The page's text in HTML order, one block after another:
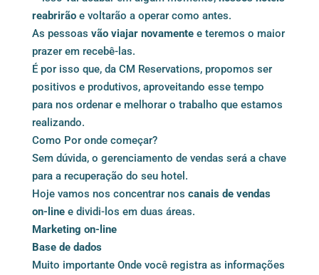
reabrirãoe voltarão a operar como antes.
As pessoas vão viajar novamentee teremos o maior
prazer em recebê-las.
É por isso que, da CM Reservations, propomos ser
positivos e produtivos, aproveitando esse tempo
para nos ordenar e melhorar o trabalho que estamos
realizando.
Como Por onde começar?
Sem dúvida, o gerenciamento de vendas será a chave
para a recuperação do seu hotel.
Hoje vamos nos concentrar nos canais de vendas
on-linee dividi-los em duas áreas.
Marketing on-line
Base de dados
Muito importante Onde você registra as informações